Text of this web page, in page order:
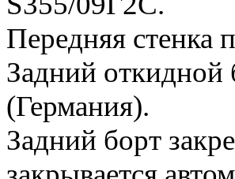
Передняя стенка
Задний откидной
(Германия).
Задний борт